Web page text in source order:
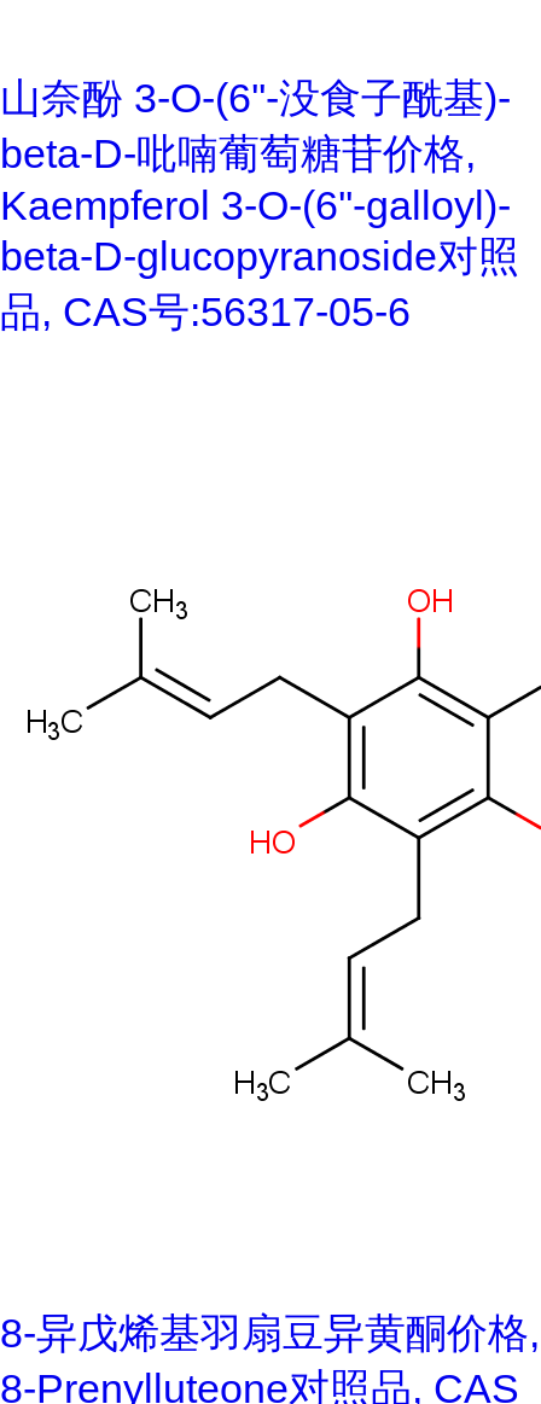
山奈酚 3-O-(6''-没食子酰基)-
beta-D-吡喃葡萄糖苷价格,
Kaempferol 3-O-(6''-galloyl)-
beta-D-glucopyranoside对照
品, CAS号:56317-05-6
8-异戊烯基羽扇豆异黄酮价格,
8-Prenylluteone对照品, CAS